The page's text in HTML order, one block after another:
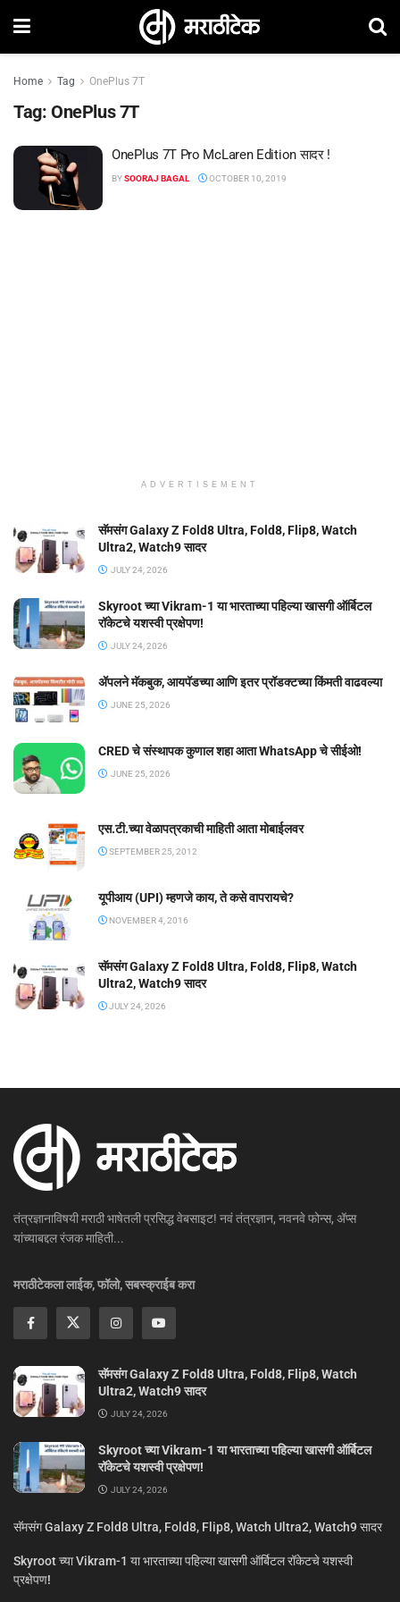
Home Tag OnePlus 7T
Tag: OnePlus 7T
OnePlus 7T Pro McLaren Edition सादर !
BYSOORAJ BAGAL OCTOBER 10, 2019
ADVERTISEMENT
सॅमसंग Galaxy Z Fold8 Ultra, Fold8, Flip8, Watch
Ultra2, Watch9 सादर
JULY 24, 2026
Skyroot च्या Vikram-1 या भारताच्या पहिल्या खासगी ऑर्बिटल
रॉकेटचे यशस्वी प्रक्षेपण!
JULY 24, 2026
ॲपलने मॅकबुक, आयपॅडच्या आणि इतर प्रॉडक्टच्या किंमती वाढवल्या
JUNE 25, 2026
CRED चे संस्थापक कुणाल शहा आता WhatsApp चे सीईओ!
JUNE 25, 2026
एस.टी.च्या वेळापत्रकाची माहिती आता मोबाईलवर
SEPTEMBER 25, 2012
यूपीआय (UPI) म्हणजे काय, ते कसे वापरायचे?
NOVEMBER 4, 2016
सॅमसंग Galaxy Z Fold8 Ultra, Fold8, Flip8, Watch
Ultra2, Watch9 सादर
JULY 24, 2026
तंत्रज्ञानाविषयी मराठी भाषेतली प्रसिद्ध वेबसाइट! नवं तंत्रज्ञान, नवनवे फोन्स, ॲप्स
यांच्याबद्दल रंजक माहिती...
मराठीटेकला लाईक, फॉलो, सबस्क्राईब करा
सॅमसंग Galaxy Z Fold8 Ultra, Fold8, Flip8, Watch
Ultra2, Watch9 सादर
JULY 24, 2026
Skyroot च्या Vikram-1 या भारताच्या पहिल्या खासगी ऑर्बिटल
रॉकेटचे यशस्वी प्रक्षेपण!
JULY 24, 2026
सॅमसंग Galaxy Z Fold8 Ultra, Fold8, Flip8, Watch Ultra2, Watch9 सादर
Skyroot च्या Vikram-1 या भारताच्या पहिल्या खासगी ऑर्बिटल रॉकेटचे यशस्वी
प्रक्षेपण!